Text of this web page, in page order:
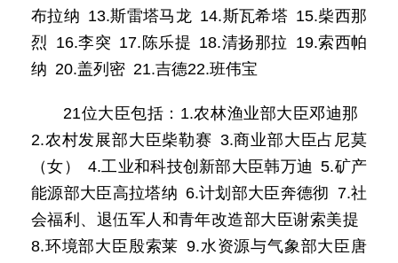
布拉纳 13.斯雷塔马龙 14.斯瓦希塔 15.柴西那
烈 16.李突 17.陈乐提 18.清扬那拉 19.索西帕
纳 20.盖列密 21.吉德22.班伟宝
21位大臣包括：1.农林渔业部大臣邓迪那
2.农村发展部大臣柴勒赛 3.商业部大臣占尼莫
（女） 4.工业和科技创新部大臣韩万迪 5.矿产
能源部大臣高拉塔纳 6.计划部大臣奔德彻 7.社
会福利、退伍军人和青年改造部大臣谢索美提
8.环境部大臣殷索莱 9.水资源与气象部大臣唐